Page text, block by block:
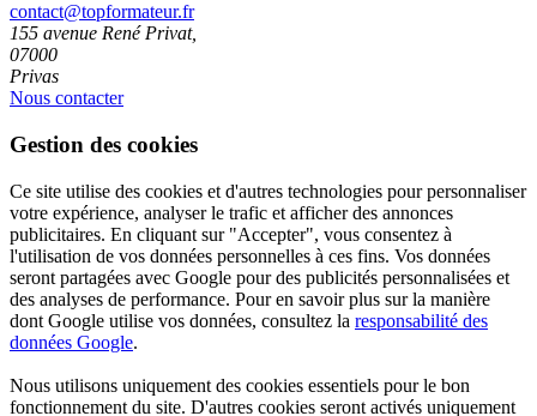
contact@topformateur.fr
155 avenue René Privat,
07000
Privas
Nous contacter
Gestion des cookies
Ce site utilise des cookies et d'autres technologies pour personnaliser
votre expérience, analyser le trafic et afficher des annonces
publicitaires. En cliquant sur "Accepter", vous consentez à
l'utilisation de vos données personnelles à ces fins. Vos données
seront partagées avec Google pour des publicités personnalisées et
des analyses de performance. Pour en savoir plus sur la manière
dont Google utilise vos données, consultez la responsabilité des
données Google.
Nous utilisons uniquement des cookies essentiels pour le bon
fonctionnement du site. D'autres cookies seront activés uniquement